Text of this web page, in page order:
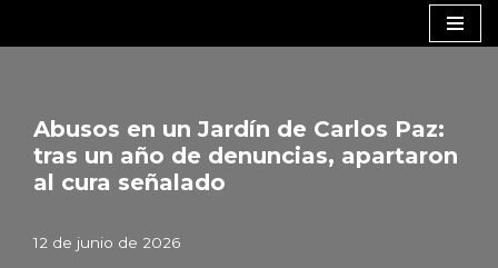
Abusos en un Jardín de Carlos Paz:
tras un año de denuncias, apartaron
al cura señalado
12 de junio de 2026